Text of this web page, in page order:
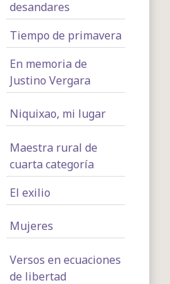
desandares
Tiempo de primavera
En memoria de
Justino Vergara
Niquixao, mi lugar
Maestra rural de
cuarta categoría
El exilio
Mujeres
Versos en ecuaciones
de libertad